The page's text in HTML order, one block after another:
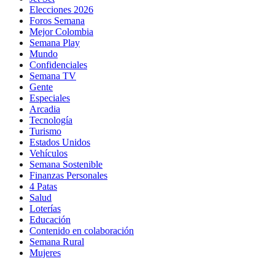
Elecciones 2026
Foros Semana
Mejor Colombia
Semana Play
Mundo
Confidenciales
Semana TV
Gente
Especiales
Arcadia
Tecnología
Turismo
Estados Unidos
Vehículos
Semana Sostenible
Finanzas Personales
4 Patas
Salud
Loterías
Educación
Contenido en colaboración
Semana Rural
Mujeres